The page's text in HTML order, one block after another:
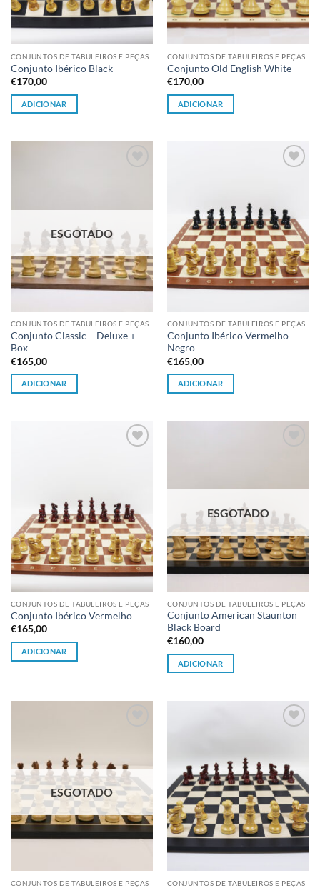
CONJUNTOS DE TABULEIROS E PEÇAS
Conjunto Ibérico Black
€170,00
ADICIONAR
CONJUNTOS DE TABULEIROS E PEÇAS
Conjunto Old English White
€170,00
ADICIONAR
ESGOTADO
CONJUNTOS DE TABULEIROS E PEÇAS
Conjunto Classic – Deluxe +
Box
€165,00
ADICIONAR
CONJUNTOS DE TABULEIROS E PEÇAS
Conjunto Ibérico Vermelho
Negro
€165,00
ADICIONAR
CONJUNTOS DE TABULEIROS E PEÇAS
Conjunto Ibérico Vermelho
€165,00
ADICIONAR
ESGOTADO
CONJUNTOS DE TABULEIROS E PEÇAS
Conjunto American Staunton
Black Board
€160,00
ADICIONAR
ESGOTADO
CONJUNTOS DE TABULEIROS E PEÇAS CONJUNTOS DE TABULEIROS E PEÇAS